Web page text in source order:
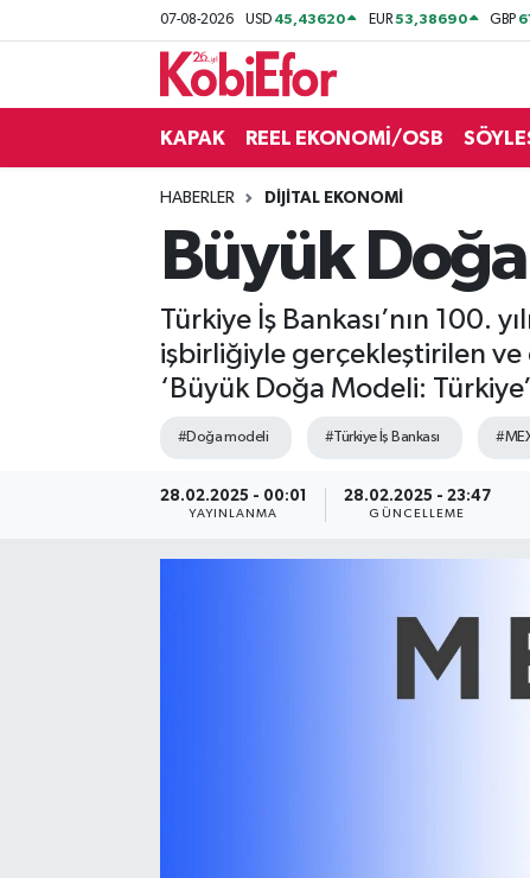
07-08-2026 USD 45,43620 EUR53,38690 GBP
KAPAK REEL EKONOMİ/OSB
HABERLER DİJİTAL EKONOMİ
Büyük
Türkiye İş Bankası’nın 100.
işbirliğiyle gerçekleştirilen
‘Büyük Doğa Modeli:
#Doğa modeli #Türkiye İş Bankası
28.02.2025 - 00:01
YAYINLANMA
28.02.2025 - 23:47
GÜNCELLEME
BİLİŞİM PANO